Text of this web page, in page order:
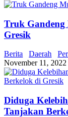
Truk
Gresik
Berita Daerah
November 11, 2022
Diduga
Tanjakan